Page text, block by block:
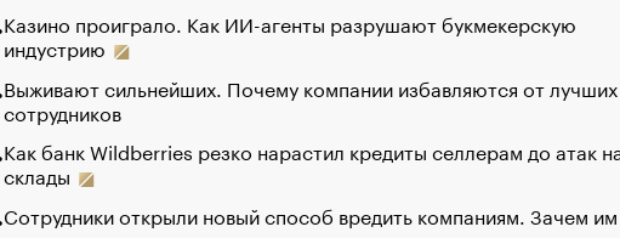
Казино проиграло. Как ИИ-агенты разрушают букмекерскую
индустрию
Выживают сильнейших. Почему компании избавляются от лучших
сотрудников
Как банк Wildberries резко нарастил кредиты селлерам до атак
склады
Сотрудники открыли новый способ вредить компаниям. Зачем